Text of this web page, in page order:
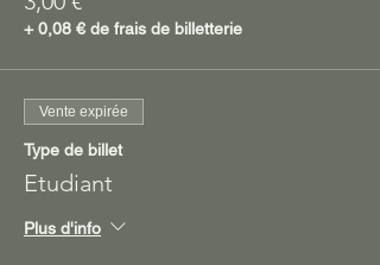
+ 0,08 € de frais de billetterie
Vente expirée
Type de billet
Etudiant
Plus d'info